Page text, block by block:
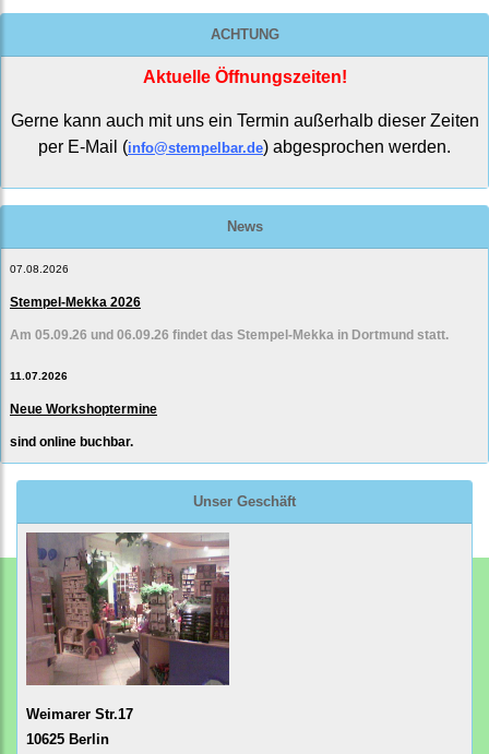
ACHTUNG
Aktuelle Öffnungszeiten!
Gerne kann auch mit uns ein Termin außerhalb dieser Zeiten
per E-Mail (info@stempelbar.de) abgesprochen werden.
News
07.08.2026
Stempel-Mekka 2026
Am 05.09.26 und 06.09.26 findet das Stempel-Mekka in Dortmund statt.
11.07.2026
Neue Workshoptermine
sind online buchbar.
Unser Geschäft
Weimarer Str.17
10625 Berlin